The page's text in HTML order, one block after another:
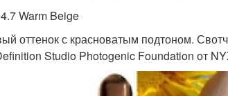
Warm Beige
оттенок с красноватым подтоном.
Studio Photogenic Foundation от